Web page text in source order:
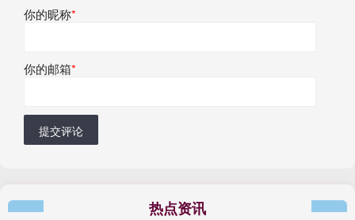
你的昵称*
你的邮箱*
提交评论
热点资讯